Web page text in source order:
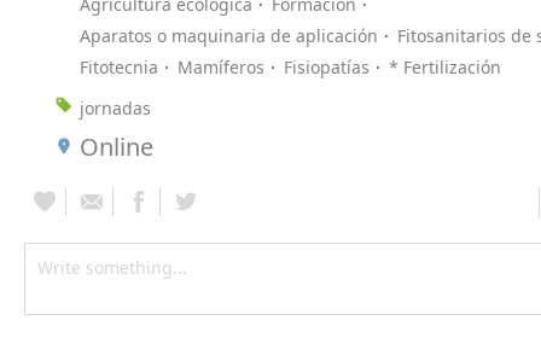
Aparatos o maquinaria de aplicación
Fitosanitarios de
Fitotecnia
Mamíferos Fisiopatías
* Fertilización
jornadas
Online